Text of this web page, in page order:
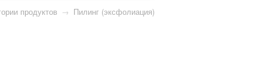
продуктов → Пилинг (эксфолиация)